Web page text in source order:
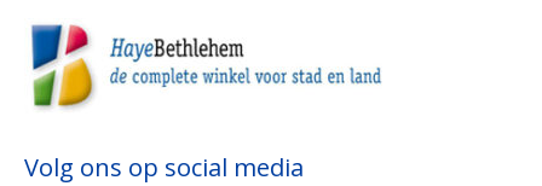
Volg ons op social media